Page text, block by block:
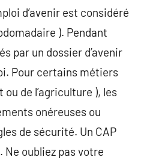
d’avenir est considéré
). Pendant
par un dossier d’avenir
Pour certains métiers
de l’agriculture ), les
onéreuses ou
de sécurité. Un CAP
oubliez pas votre